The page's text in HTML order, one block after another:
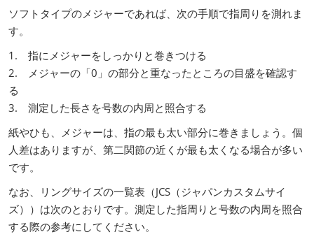
ソフトタイプのメジャーであれば、次の手順で指周りを測れま
す。
1. 指にメジャーをしっかりと巻きつける
2. メジャーの「0」の部分と重なったところの目盛を確認す
る
3. 測定した長さを号数の内周と照合する
紙やひも、メジャーは、指の最も太い部分に巻きましょう。個
人差はありますが、第二関節の近くが最も太くなる場合が多い
です。
なお、リングサイズの一覧表（JCS（ジャパンカスタムサイ
ズ））は次のとおりです。測定した指周りと号数の内周を照合
する際の参考にしてください。